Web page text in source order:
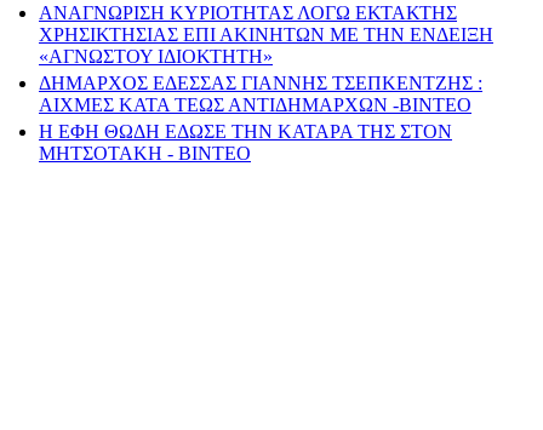
ΑΝΑΓΝΩΡΙΣΗ ΚΥΡΙΟΤΗΤΑΣ ΛΟΓΩ ΕΚΤΑΚΤΗΣ
ΧΡΗΣΙΚΤΗΣΙΑΣ ΕΠΙ ΑΚΙΝΗΤΩΝ ΜΕ ΤΗΝ ΕΝΔΕΙΞΗ
«ΑΓΝΩΣΤΟΥ ΙΔΙΟΚΤΗΤΗ»
ΔΗΜΑΡΧΟΣ ΕΔΕΣΣΑΣ ΓΙΑΝΝΗΣ ΤΣΕΠΚΕΝΤΖΗΣ :
ΑΙΧΜΕΣ ΚΑΤΑ ΤΕΩΣ ΑΝΤΙΔΗΜΑΡΧΩΝ -ΒΙΝΤΕΟ
Η ΕΦΗ ΘΩΔΗ ΕΔΩΣΕ ΤΗΝ ΚΑΤΑΡΑ ΤΗΣ ΣΤΟΝ
ΜΗΤΣΟΤΑΚΗ - ΒΙΝΤΕΟ